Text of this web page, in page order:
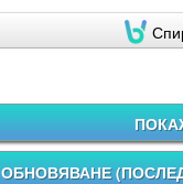
ОБНОВЯВАНЕ (